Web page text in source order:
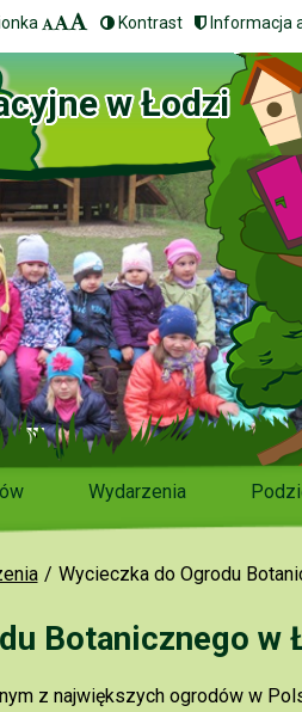
Kontrast Informacja
w Łodzi
Wydarzenia
Wycieczka do Ogrodu
Botanicznego w
z największych ogrodów w